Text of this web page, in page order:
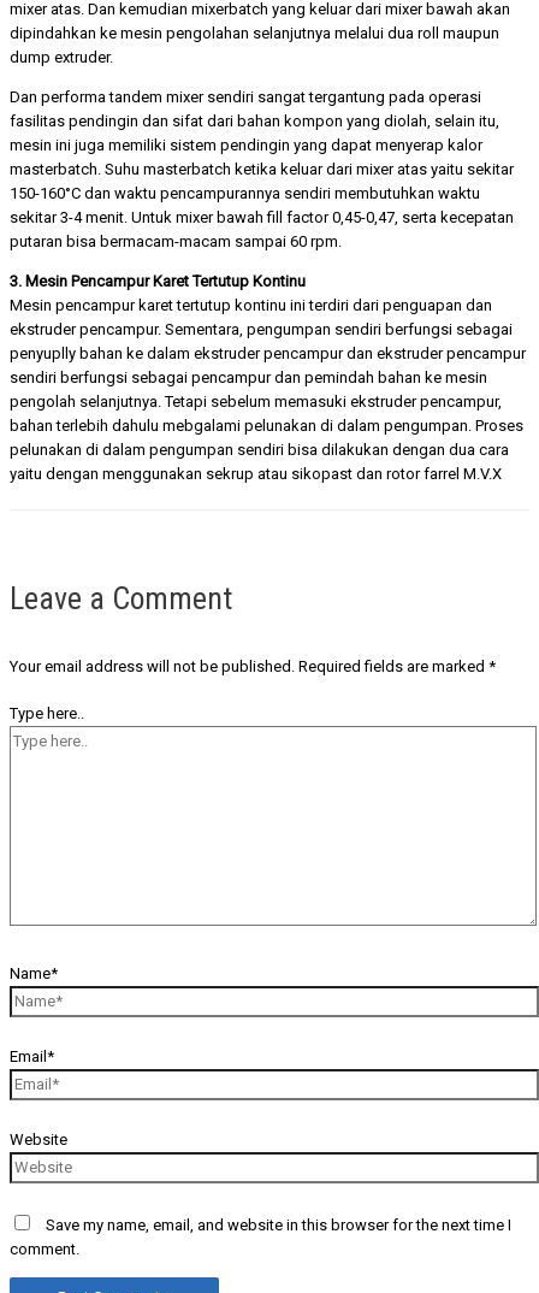
mixer atas. Dan kemudian mixerbatch yang keluar dari mixer bawah akan
dipindahkan ke mesin pengolahan selanjutnya melalui dua roll maupun
dump extruder.
Dan performa tandem mixer sendiri sangat tergantung pada operasi
fasilitas pendingin dan sifat dari bahan kompon yang diolah, selain itu,
mesin ini juga memiliki sistem pendingin yang dapat menyerap kalor
masterbatch. Suhu masterbatch ketika keluar dari mixer atas yaitu sekitar
150-160°C dan waktu pencampurannya sendiri membutuhkan waktu
sekitar 3-4 menit. Untuk mixer bawah fill factor 0,45-0,47, serta kecepatan
putaran bisa bermacam-macam sampai 60 rpm.
3. Mesin Pencampur Karet Tertutup Kontinu
Mesin pencampur karet tertutup kontinu ini terdiri dari penguapan dan
ekstruder pencampur. Sementara, pengumpan sendiri berfungsi sebagai
penyuplly bahan ke dalam ekstruder pencampur dan ekstruder pencampur
sendiri berfungsi sebagai pencampur dan pemindah bahan ke mesin
pengolah selanjutnya. Tetapi sebelum memasuki ekstruder pencampur,
bahan terlebih dahulu mebgalami pelunakan di dalam pengumpan. Proses
pelunakan di dalam pengumpan sendiri bisa dilakukan dengan dua cara
yaitu dengan menggunakan sekrup atau sikopast dan rotor farrel M.V.X
Leave a Comment
Your email address will not be published. Required fields are marked *
Type here..
Name*
Email*
Website
Save my name, email, and website in this browser for the next time I
comment.